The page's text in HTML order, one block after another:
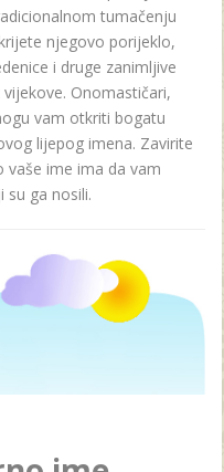
tumačenju
njegovo porijeklo,
i druge zanimljive
Onomastičari,
vam otkriti bogatu
lijepog imena. Zavirite
vaše ime ima da vam
su ga nosili.